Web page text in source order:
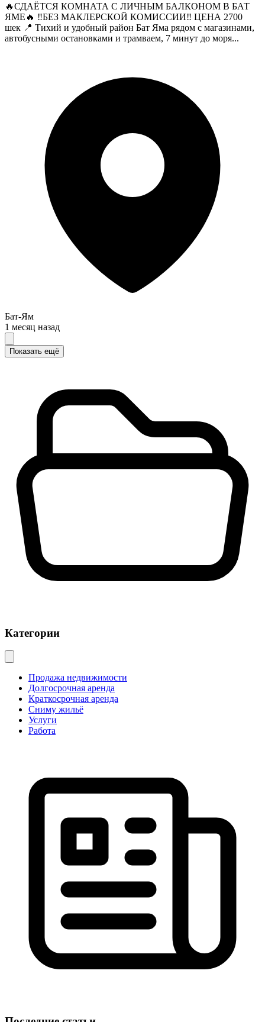
🔥СДАЁТСЯ КОМНАТА С ЛИЧНЫМ БАЛКОНОМ В БАТ
ЯМЕ🔥 ‼️БЕЗ МАКЛЕРСКОЙ КОМИССИИ‼️ ЦЕНА 2700
шек 📍 Тихий и удобный район Бат Яма рядом с магазинами,
автобусными остановками и трамваем, 7 минут до моря...
Бат-Ям
1 месяц назад
Показать ещё
Категории
Продажа недвижимости
Долгосрочная аренда
Краткосрочная аренда
Сниму жильё
Услуги
Работа